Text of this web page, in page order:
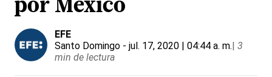
por México
EFE
Santo Domingo - jul. 17, 2020 | 04:44 a. m.| 3
min de lectura